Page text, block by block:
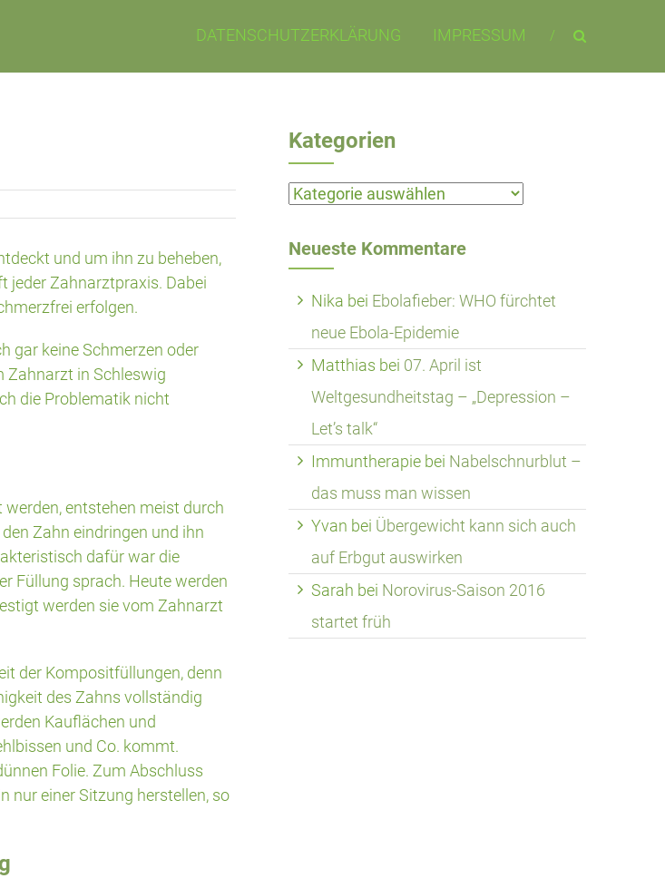
DATENSCHUTZERKLÄRUNG IMPRESSUM
und um ihn zu beheben,
jeder Zahnarztpraxis. Dabei
erfolgen.
gar keine Schmerzen oder
Zahnarzt in Schleswig
die Problematik nicht
entstehen meist durch
Zahn eindringen und ihn
dafür war die
Füllung sprach. Heute werden
werden sie vom Zahnarzt
der Kompositfüllungen, denn
des Zahns vollständig
Kauflächen und
und Co. kommt.
Folie. Zum Abschluss
nur einer Sitzung herstellen, so
Kategorien
Kategorien
Neueste Kommentare
Nika bei Ebolafieber: WHO fürchtet
neue Ebola-Epidemie
Matthias bei 07. April ist
Weltgesundheitstag – „Depression –
Let’s talk“
Immuntherapie bei Nabelschnurblut –
das muss man wissen
Yvan bei Übergewicht kann sich auch
auf Erbgut auswirken
Sarah bei Norovirus-Saison 2016
startet früh